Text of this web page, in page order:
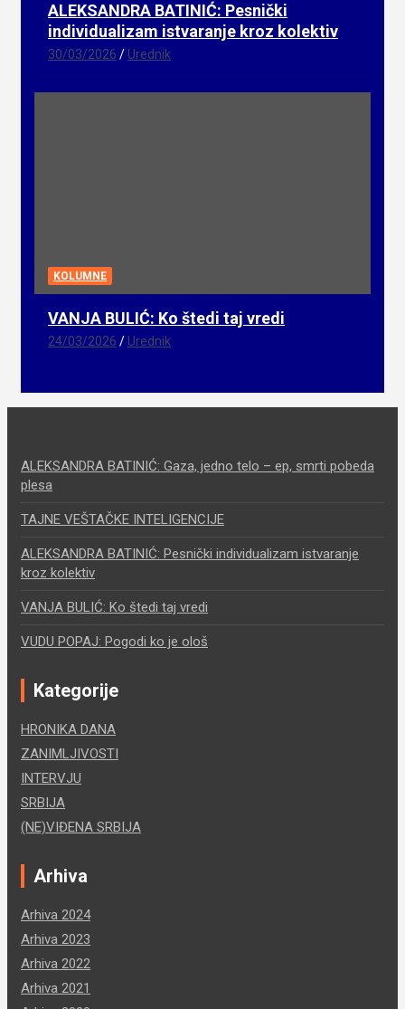
ALEKSANDRA BATINIĆ: Pesnički
individualizam istvaranje kroz kolektiv
30/03/2026 Urednik
KOLUMNE
VANJA BULIĆ: Ko štedi taj vredi
24/03/2026 Urednik
ALEKSANDRA BATINIĆ: Gaza, jedno telo – ep, smrti pobeda
plesa
TAJNE VEŠTAČKE INTELIGENCIJE
ALEKSANDRA BATINIĆ: Pesnički individualizam istvaranje
kroz kolektiv
VANJA BULIĆ: Ko štedi taj vredi
VUDU POPAJ: Pogodi ko je ološ
Kategorije
HRONIKA DANA
ZANIMLJIVOSTI
INTERVJU
SRBIJA
(NE)VIĐENA SRBIJA
Arhiva
Arhiva 2024
Arhiva 2023
Arhiva 2022
Arhiva 2021